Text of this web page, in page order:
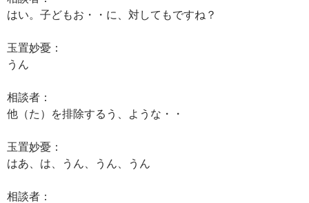
はい。子どもお・・に、対してもですね？
玉置妙憂：
うん
相談者：
他（た）を排除するう、ような・・
玉置妙憂：
はあ、は、うん、うん、うん
相談者：